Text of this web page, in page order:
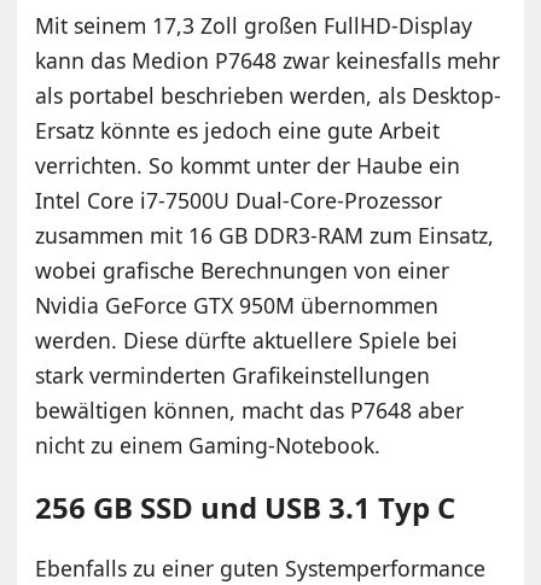
Mit seinem 17,3 Zoll großen FullHD-Display
kann das Medion P7648 zwar keinesfalls mehr
als portabel beschrieben werden, als Desktop-
Ersatz könnte es jedoch eine gute Arbeit
verrichten. So kommt unter der Haube ein
Intel Core i7-7500U Dual-Core-Prozessor
zusammen mit 16 GB DDR3-RAM zum Einsatz,
wobei grafische Berechnungen von einer
Nvidia GeForce GTX 950M übernommen
werden. Diese dürfte aktuellere Spiele bei
stark verminderten Grafikeinstellungen
bewältigen können, macht das P7648 aber
nicht zu einem Gaming-Notebook.
256 GB SSD und USB 3.1 Typ C
Ebenfalls zu einer guten Systemperformance